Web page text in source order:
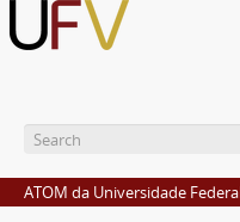
ATOM da Universidade